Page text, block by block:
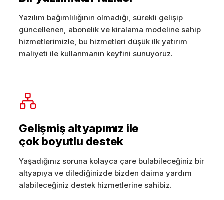
Yazılım bağımlılığının olmadığı, sürekli gelişip
güncellenen, abonelik ve kiralama modeline sahip
hizmetlerimizle, bu hizmetleri düşük ilk yatırım
maliyeti ile kullanmanın keyfini sunuyoruz.
Gelişmiş altyapımız ile
çok boyutlu destek
Yaşadığınız soruna kolayca çare bulabileceğiniz bir
altyapıya ve dilediğinizde bizden daima yardım
alabileceğiniz destek hizmetlerine sahibiz.